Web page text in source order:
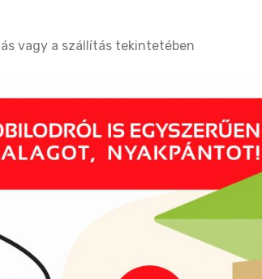
vagy a szállítás tekintetében